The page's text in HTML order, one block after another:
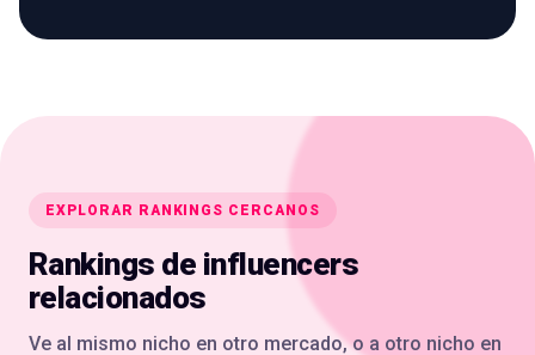
EXPLORAR RANKINGS CERCANOS
Rankings de influencers
relacionados
Ve al mismo nicho en otro mercado, o a otro nicho en